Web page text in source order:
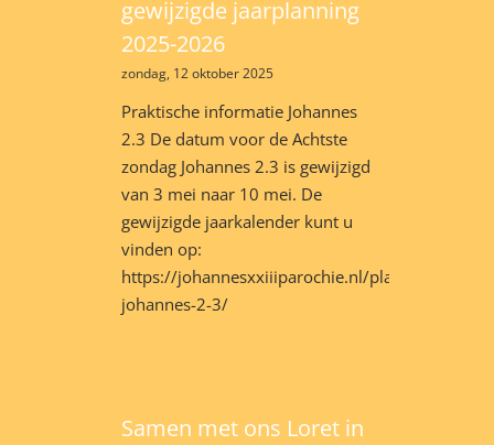
gewijzigde jaarplanning
2025-2026
zondag, 12 oktober 2025
Praktische informatie Johannes
2.3 De datum voor de Achtste
zondag Johannes 2.3 is gewijzigd
van 3 mei naar 10 mei. De
gewijzigde jaarkalender kunt u
vinden op:
https://johannesxxiiiparochie.nl/planning-
johannes-2-3/
Samen met ons Loret in